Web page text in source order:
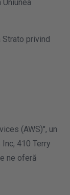
privind
(AWS)", un
410 Terry
ne oferă